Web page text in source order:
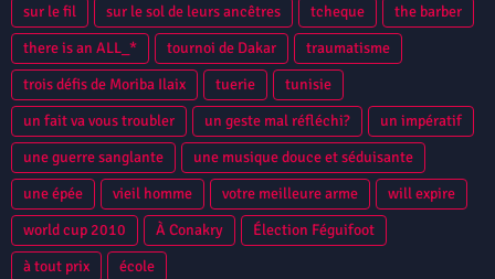
sur le fil
sur le sol de leurs ancêtres tcheque
the barber
there is an ALL_*
tournoi de Dakar
traumatisme
trois défis de Moriba Ilaix
tuerie
tunisie
un fait va vous troubler
un geste mal réfléchi?
un impératif
une guerre sanglante
une musique douce et séduisante
une épée
vieil homme votre meilleure arme
will expire
world cup 2010
À Conakry
Élection Féguifoot
à tout prix
école